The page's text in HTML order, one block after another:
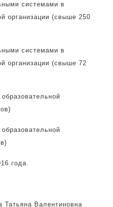
системами в
организации (свыше 250
системами в
организации (свыше 72
года.
Татьяна Валентиновна